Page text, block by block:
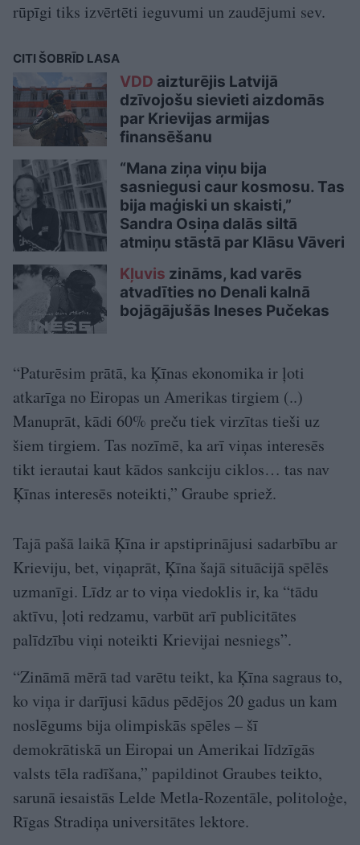
rūpīgi tiks izvērtēti ieguvumi un zaudējumi sev.
CITI ŠOBRĪD LASA
VDD aizturējis Latvijā
dzīvojošu sievieti aizdomās
par Krievijas armijas
finansēšanu
“Mana ziņa viņu bija
sasniegusi caur kosmosu. Tas
bija maģiski un skaisti,”
Sandra Osiņa dalās siltā
atmiņu stāstā par Klāsu Vāveri
Kļuvis zināms, kad varēs
atvadīties no Denali kalnā
bojāgājušās Ineses Pučekas
“Paturēsim prātā, ka Ķīnas ekonomika ir ļoti
atkarīga no Eiropas un Amerikas tirgiem (..)
Manuprāt, kādi 60% preču tiek virzītas tieši uz
šiem tirgiem. Tas nozīmē, ka arī viņas interesēs
tikt ierautai kaut kādos sankciju ciklos… tas nav
Ķīnas interesēs noteikti,” Graube spriež.
Tajā pašā laikā Ķīna ir apstiprinājusi sadarbību ar
Krieviju, bet, viņaprāt, Ķīna šajā situācijā spēlēs
uzmanīgi. Līdz ar to viņa viedoklis ir, ka “tādu
aktīvu, ļoti redzamu, varbūt arī publicitātes
palīdzību viņi noteikti Krievijai nesniegs”.
“Zināmā mērā tad varētu teikt, ka Ķīna sagraus to,
ko viņa ir darījusi kādus pēdējos 20 gadus un kam
noslēgums bija olimpiskās spēles – šī
demokrātiskā un Eiropai un Amerikai līdzīgās
valsts tēla radīšana,” papildinot Graubes teikto,
sarunā iesaistās Lelde Metla-Rozentāle, politoloģe,
Rīgas Stradiņa universitātes lektore.